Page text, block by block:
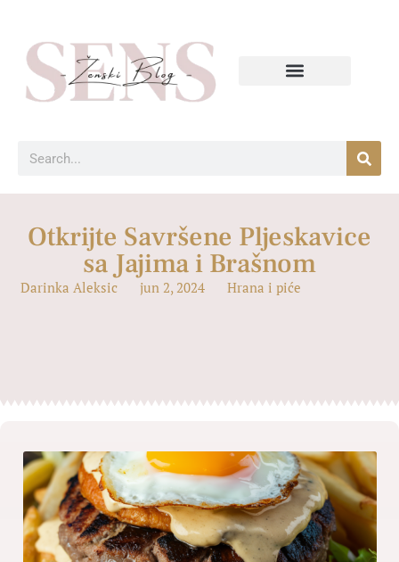
Otkrijte Savršene Pljeskavice
sa Jajima i Brašnom
Darinka Aleksic jun 2, 2024 Hrana i piće